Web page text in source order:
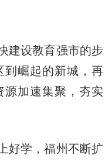
设教育强市的步
到崛起的新城，再
源加速集聚，夯实
学，福州不断扩